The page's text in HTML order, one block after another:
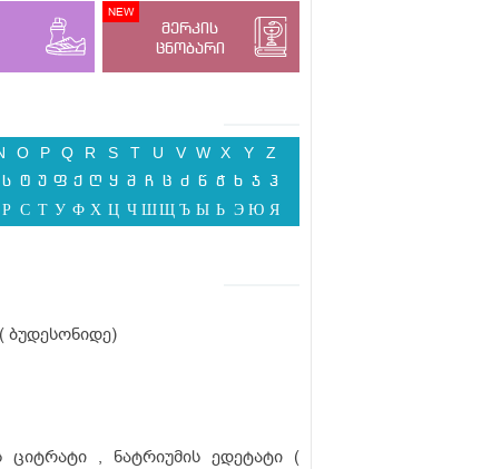
მერკის
ცნობარი
O P Q R S T U V W X Y Z
ს ტ უ ფ ქ ღ ყ შ ჩ ც ძ წ ჭ ხ ჯ ჰ
Р С Т У Ф Х Ц Ч ШЩ Ъ Ы Ь Э Ю Я
ბუდესონიდე)
ციტრატი , ნატრიუმის ედეტატი (